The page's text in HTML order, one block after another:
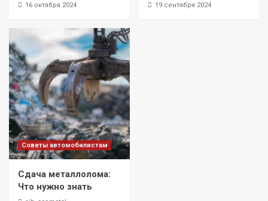
16 октября 2024 19 сентября 2024
Советы автомобилистам
Сдача металлолома:
Что нужно знать